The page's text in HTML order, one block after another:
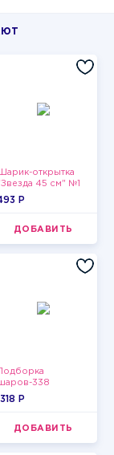
открытка
45 см" №1
P
ДОБАВИТЬ
Подборка
338
P
ДОБАВИТЬ